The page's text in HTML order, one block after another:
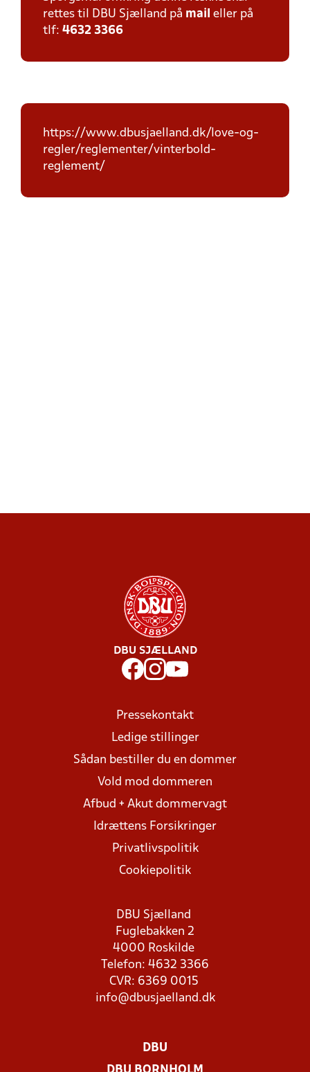
rettes til DBU Sjælland på mail eller på
tlf: 4632 3366
https://www.dbusjaelland.dk/love-og-
regler/reglementer/vinterbold-
reglement/
DBU SJÆLLAND
Pressekontakt
Ledige stillinger
Sådan bestiller du en dommer
Vold mod dommeren
Afbud + Akut dommervagt
Idrættens Forsikringer
Privatlivspolitik
Cookiepolitik
DBU Sjælland
Fuglebakken 2
4000 Roskilde
Telefon: 4632 3366
CVR: 6369 0015
info@dbusjaelland.dk
DBU